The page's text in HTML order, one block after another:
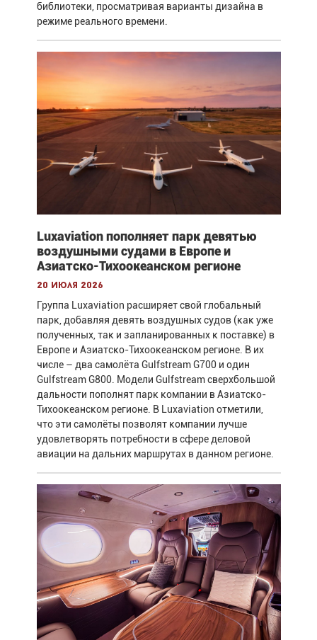
библиотеки, просматривая варианты дизайна в
режиме реального времени.
Luxaviation пополняет парк девятью
воздушными судами в Европе и
Азиатско-Тихоокеанском регионе
20 июля 2026
Группа Luxaviation расширяет свой глобальный
парк, добавляя девять воздушных судов (как уже
полученных, так и запланированных к поставке) в
Европе и Азиатско-Тихоокеанском регионе. В их
числе – два самолёта Gulfstream G700 и один
Gulfstream G800. Модели Gulfstream сверхбольшой
дальности пополнят парк компании в Азиатско-
Тихоокеанском регионе. В Luxaviation отметили,
что эти самолёты позволят компании лучше
удовлетворять потребности в сфере деловой
авиации на дальних маршрутах в данном регионе.